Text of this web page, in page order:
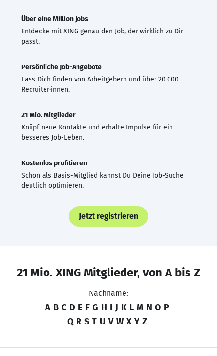
Über eine Million Jobs
Entdecke mit XING genau den Job, der wirklich zu Dir
passt.
Persönliche Job-Angebote
Lass Dich finden von Arbeitgebern und über 20.000
Recruiter·innen.
21 Mio. Mitglieder
Knüpf neue Kontakte und erhalte Impulse für ein
besseres Job-Leben.
Kostenlos profitieren
Schon als Basis-Mitglied kannst Du Deine Job-Suche
deutlich optimieren.
Jetzt registrieren
21 Mio. XING Mitglieder, von A bis Z
Nachname:
A B C D E F G H I J K L M N O P
Q R S T U V W X Y Z